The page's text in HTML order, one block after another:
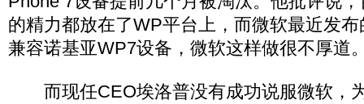
的精力都放在了WP平台上，而微软最近发
兼容诺基亚WP7设备，微软这样做很不厚道
而现任CEO埃洛普没有成功说服微软，